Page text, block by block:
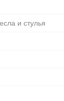
и стулья